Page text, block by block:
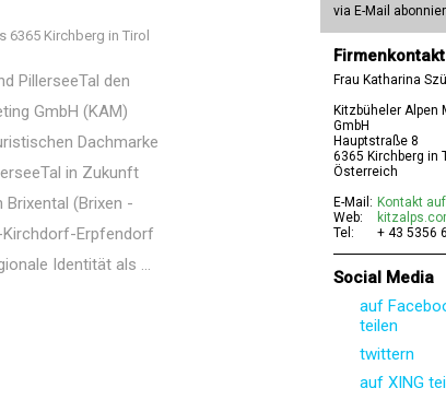
6365 Kirchberg in Tirol
PillerseeTal den
GmbH (KAM)
Dachmarke
in Zukunft
(Brixen -
Erpfendorf
Identität als ...
via E-Mail
Firmenkontakt
Frau Katharina
Kitzbüheler Alpen
GmbH
Hauptstraße 8
6365 Kirchberg in
Österreich
E-Mail: Kontakt
Web:
Tel:
+ 43 5356
Social Media
auf
teilen
twittern
auf XING